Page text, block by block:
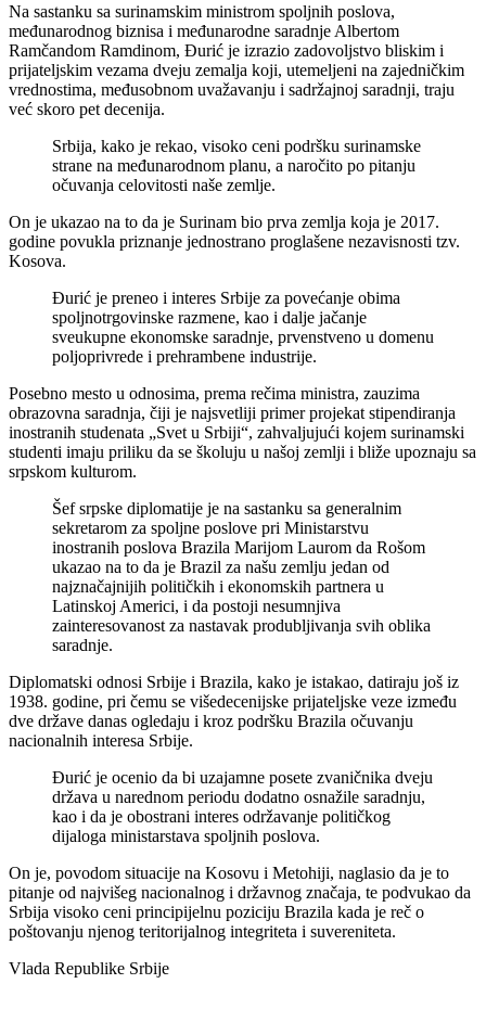
Na sastanku sa surinamskim ministrom spoljnih poslova,
međunarodnog biznisa i međunarodne saradnje Albertom
Ramčandom Ramdinom, Đurić je izrazio zadovoljstvo bliskim i
prijateljskim vezama dveju zemalja koji, utemeljeni na zajedničkim
vrednostima, međusobnom uvažavanju i sadržajnoj saradnji, traju
već skoro pet decenija.
Srbija, kako je rekao, visoko ceni podršku surinamske
strane na međunarodnom planu, a naročito po pitanju
očuvanja celovitosti naše zemlje.
On je ukazao na to da je Surinam bio prva zemlja koja je 2017.
godine povukla priznanje jednostrano proglašene nezavisnosti tzv.
Kosova.
Đurić je preneo i interes Srbije za povećanje obima
spoljnotrgovinske razmene, kao i dalje jačanje
sveukupne ekonomske saradnje, prvenstveno u domenu
poljoprivrede i prehrambene industrije.
Posebno mesto u odnosima, prema rečima ministra, zauzima
obrazovna saradnja, čiji je najsvetliji primer projekat stipendiranja
inostranih studenata „Svet u Srbiji“, zahvaljujući kojem surinamski
studenti imaju priliku da se školuju u našoj zemlji i bliže upoznaju sa
srpskom kulturom.
Šef srpske diplomatije je na sastanku sa generalnim
sekretarom za spoljne poslove pri Ministarstvu
inostranih poslova Brazila Marijom Laurom da Rošom
ukazao na to da je Brazil za našu zemlju jedan od
najznačajnijih političkih i ekonomskih partnera u
Latinskoj Americi, i da postoji nesumnjiva
zainteresovanost za nastavak produbljivanja svih oblika
saradnje.
Diplomatski odnosi Srbije i Brazila, kako je istakao, datiraju još iz
1938. godine, pri čemu se višedecenijske prijateljske veze između
dve države danas ogledaju i kroz podršku Brazila očuvanju
nacionalnih interesa Srbije.
Đurić je ocenio da bi uzajamne posete zvaničnika dveju
država u narednom periodu dodatno osnažile saradnju,
kao i da je obostrani interes održavanje političkog
dijaloga ministarstava spoljnih poslova.
On je, povodom situacije na Kosovu i Metohiji, naglasio da je to
pitanje od najvišeg nacionalnog i državnog značaja, te podvukao da
Srbija visoko ceni principijelnu poziciju Brazila kada je reč o
poštovanju njenog teritorijalnog integriteta i suvereniteta.
Vlada Republike Srbije